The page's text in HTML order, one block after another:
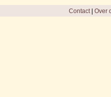
Contact| Over